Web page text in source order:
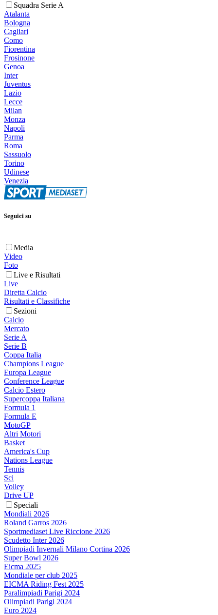
Squadra Serie A
Atalanta
Bologna
Cagliari
Como
Fiorentina
Frosinone
Genoa
Inter
Juventus
Lazio
Lecce
Milan
Monza
Napoli
Parma
Roma
Sassuolo
Torino
Udinese
Venezia
Seguici su
Media
Video
Foto
Live e Risultati
Live
Diretta Calcio
Risultati e Classifiche
Sezioni
Calcio
Mercato
Serie A
Serie B
Coppa Italia
Champions League
Europa League
Conference League
Calcio Estero
Supercoppa Italiana
Formula 1
Formula E
MotoGP
Altri Motori
Basket
America's Cup
Nations League
Tennis
Sci
Volley
Drive UP
Speciali
Mondiali 2026
Roland Garros 2026
Sportmediaset Live Riccione 2026
Scudetto Inter 2026
Olimpiadi Invernali Milano Cortina 2026
Super Bowl 2026
Eicma 2025
Mondiale per club 2025
EICMA Riding Fest 2025
Paralimpiadi Parigi 2024
Olimpiadi Parigi 2024
Euro 2024